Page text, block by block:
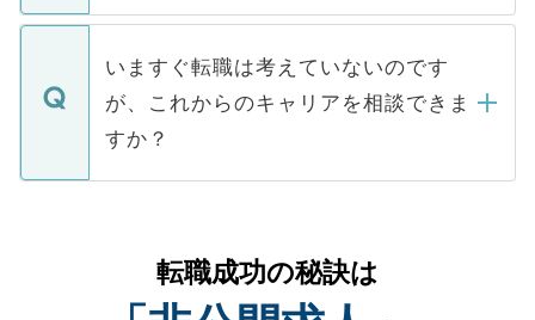
関を公にしてしまうと、応募が殺到する場
に、医療機関が求める条件に合った人材の
みを人材紹介会社に依頼するケースが増え
ています。
定を承諾する必要はありません。内定先へ
の辞退の連絡はキャリアパートナーが行い
個人情報が漏えいすることはありませんの
で、ご安心ください。当サイトからの登録
などで収集したご登録者様の個人情報は、
ご本人のキャリアアップおよび転職活動の
支援を目的に使用いたします。お預かりし
ているすべての個人データはご本人の許可
は、個人情報の取り扱いについての厳密な
管理基準を満たした事業者のみに付与され
いますぐ転職は考えていないのです
が、これからのキャリアを相談できま
すか？
かがいして、現在の医療機関の状況や紹介
経験をまじえながら、適切なアドバイスを
転職成功の秘訣は